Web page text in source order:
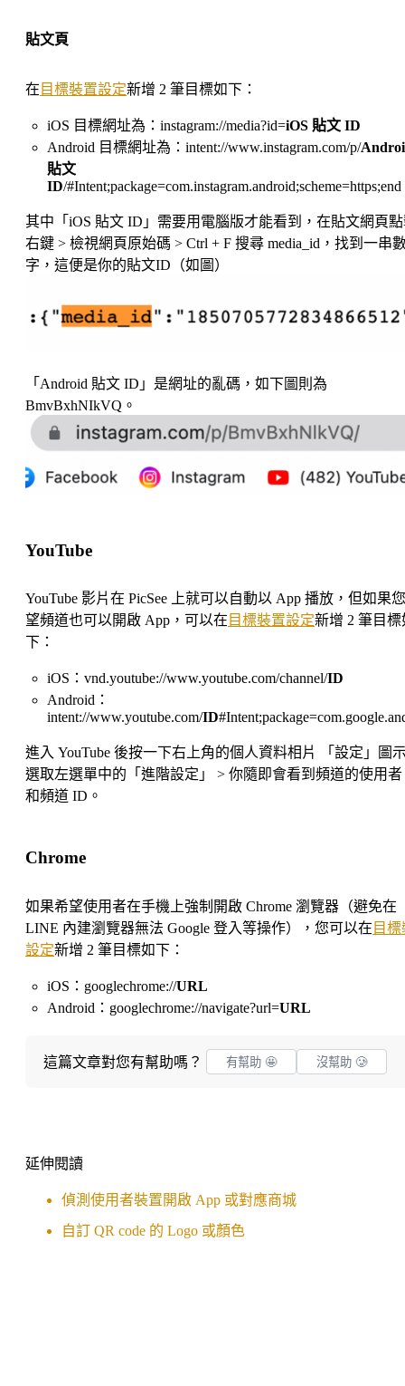
貼文頁
在 目標裝置設定新增 2 筆目標如下：
iOS 目標網址為：instagram://media?id=iOS 貼文 ID
Android 目標網址為：intent://www.instagram.com/p/
貼文
ID/#Intent;package=com.instagram.android;scheme=https;end
其中「iOS 貼文 ID」需要用電腦版才能看到，在貼文網頁
右鍵 > 檢視網頁原始碼 > Ctrl + F 搜尋 media_id，找到一串
字，這便是你的貼文ID（如圖）
「Android 貼文 ID」是網址的亂碼，如下圖則為
BmvBxhNIkVQ。
YouTube
YouTube 影片在 PicSee 上就可以自動以 App 播放，但如果
望頻道也可以開啟 App，可以在 目標裝置設定新增 2 筆目標
下：
iOS：vnd.youtube://www.youtube.com/channel/ID
Android：
intent://www.youtube.com/ID
進入 YouTube 後按一下右上角的個人資料相片 「設定」圖
選取左選單中的「進階設定」 > 你隨即會看到頻道的使用
和頻道 ID。
Chrome
如果希望使用者在手機上強制開啟 Chrome 瀏覽器（避免在
LINE 內建瀏覽器無法 Google 登入等操作），您可以在 目
設定新增 2 筆目標如下：
iOS：googlechrome://URL
Android：googlechrome://navigate?url=URL
這篇文章對您有幫助嗎？ 有幫助 🤩 沒幫助 🥲
延伸閱讀
偵測使用者裝置開啟 App 或對應商城
自訂 QR code 的 Logo 或顏色